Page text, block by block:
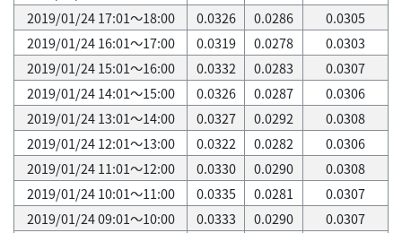
2019/01/24 17:01～18:00
0.0326 0.0286
0.0305
2019/01/24 16:01～17:00
0.0319 0.0278
0.0303
2019/01/24 15:01～16:00
0.0332 0.0283
0.0307
2019/01/24 14:01～15:00
0.0326 0.0287
0.0306
2019/01/24 13:01～14:00
0.0327 0.0292
0.0308
2019/01/24 12:01～13:00
0.0322 0.0282
0.0306
2019/01/24 11:01～12:00
0.0330 0.0290
0.0308
2019/01/24 10:01～11:00
0.0335 0.0281
0.0307
2019/01/24 09:01～10:00
0.0333 0.0290
0.0307